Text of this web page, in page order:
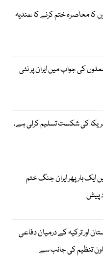
کا محاصرہ ختم کرنے کا عندیہ
کی جواب میں ایران پر نئی
کی شکست تسلیم کرلی ہے،
بار پھر ایران جنگ ختم
پیش
اور ترکیہ کے درمیان دفاعی
تنظیم کی جانب سے